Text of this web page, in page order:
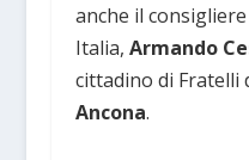
anche il
Italia, Armando
cittadino di Fratelli
Ancona.